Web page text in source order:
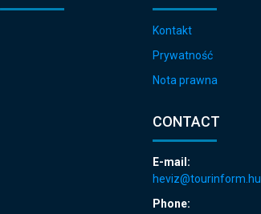
Kontakt
Prywatność
Nota prawna
CONTACT
E-mail:
heviz@tourinform.hu
Phone: